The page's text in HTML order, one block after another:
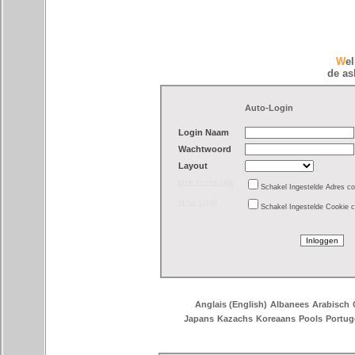
de
Auto-Login
Login Naam
Wachtwoord
Layout
Schakel Ingestelde Adres
Schakel Ingestelde Cookie
Anglais (English) Albanees Arabisch
Japans Kazachs Koreaans Pools